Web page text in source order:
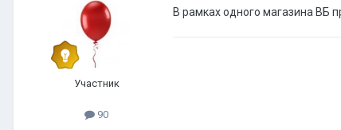
Участник
90
В рамках одного магазина ВБ